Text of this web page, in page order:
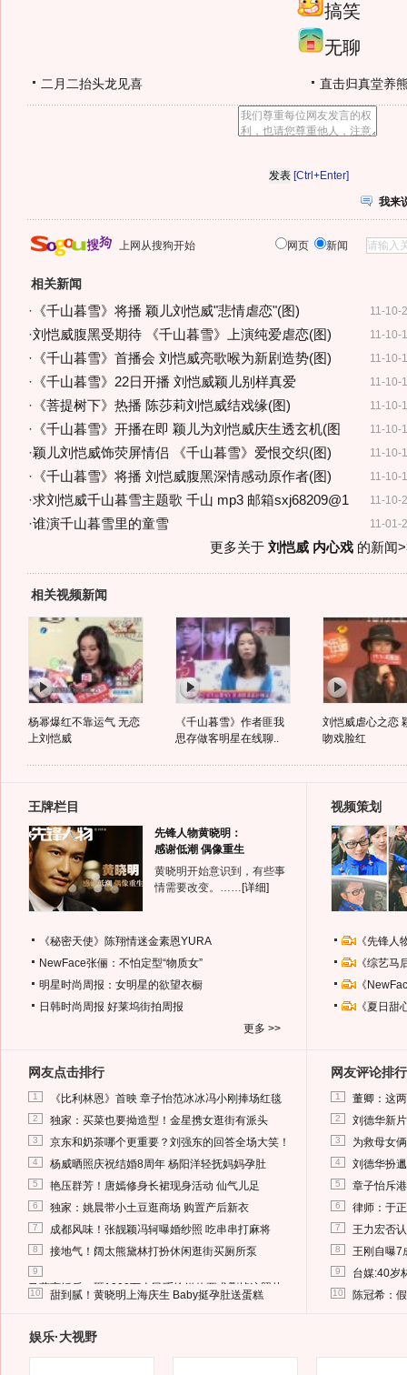
搞笑
无聊
二月二抬头龙见喜 直击归真堂养
[Ctrl+Enter]
我来
上网从搜狗开始 网页 新闻
相关新闻
11-10-
· 《千山暮雪》将播 颖儿刘恺威"悲情虐恋"(图)
11-10-
·刘恺威腹黑受期待 《千山暮雪》上演纯爱虐恋(图)
11-10-
· 《千山暮雪》首播会 刘恺威亮歌喉为新剧造势(图)
11-10-
· 《千山暮雪》22日开播 刘恺威颖儿别样真爱
11-10-
· 《菩提树下》热播 陈莎莉刘恺威结戏缘(图)
11-10-
· 《千山暮雪》开播在即 颖儿为刘恺威庆生透玄机(图
11-10-
·颖儿刘恺威饰荧屏情侣 《千山暮雪》爱恨交织(图)
11-10-
· 《千山暮雪》将播 刘恺威腹黑深情感动原作者(图)
11-10-
·求刘恺威千山暮雪主题歌 千山 mp3 邮箱sxj68209@1
11-01-
·谁演千山暮雪里的童雪
更多关于 刘恺威 内心戏的新闻
相关视频新闻
杨幂爆红不靠运气 无恋
上刘恺威
《千山暮雪》作者匪我
思存做客明星在线聊..
刘恺威虐心之恋
吻戏脸红
王牌栏目
先锋人物黄晓明：
感谢低潮 偶像重生
黄晓明开始意识到，有些事
情需要改变。…… [详细]
《秘密天使》陈翔情迷金素恩YURA
NewFace张俪：不怕定型“物质女”
明星时尚周报：女明星的欲望衣橱
日韩时尚周报 好莱坞街拍周报
更多 >>
视频策划
《先锋
《综艺
《
《夏日
网友点击排行
1 《比利林恩》首映 章子怡范冰冰冯小刚捧场红毯
2 独家：买菜也要拗造型！金星携女逛街有派头
3 京东和奶茶哪个更重要？刘强东的回答全场大笑！
4 杨威晒照庆祝结婚8周年 杨阳洋轻抚妈妈孕肚
5 艳压群芳！唐嫣修身长裙现身活动 仙气儿足
6 独家：姚晨带小土豆逛商场 购置产后新衣
7 成都风味！张靓颖冯轲曝婚纱照 吃串串打麻将
8 接地气！阔太熊黛林打扮休闲逛街买厕所泵
9
马蓉离婚后，砸1000万人民币给媒体要求删掉这照片
10 甜到腻！黄晓明上海庆生 Baby挺孕肚送蛋糕
网友评论排行
1 董卿：这
2 刘德华新
3 为救母女
4 刘德华扮
5 章子怡斥
6 律师：于
7 王力宏否
8 王刚自曝7
9 台媒:40岁
10 陈冠希：
娱乐·大视野